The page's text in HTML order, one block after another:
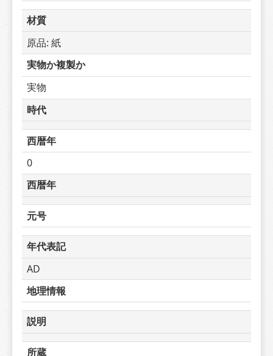
材質
原品: 紙
実物か複製か
実物
時代
西暦年
0
西暦年
元号
年代表記
AD
地理情報
説明
所蔵